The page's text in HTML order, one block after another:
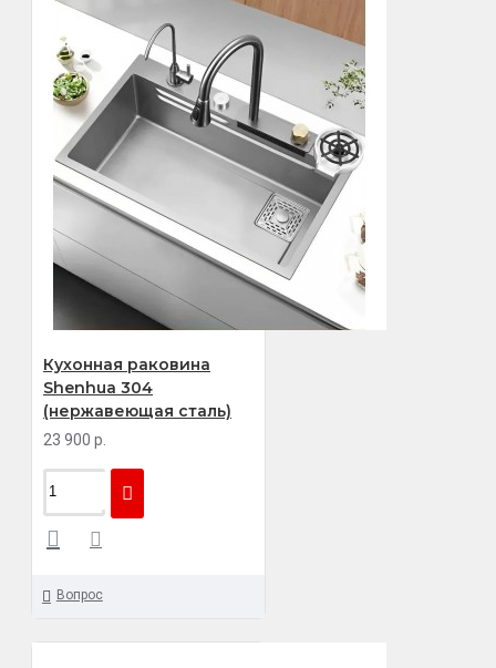
Кухонная раковина
Shenhua 304
(нержавеющая сталь)
23 900 р.
Вопрос